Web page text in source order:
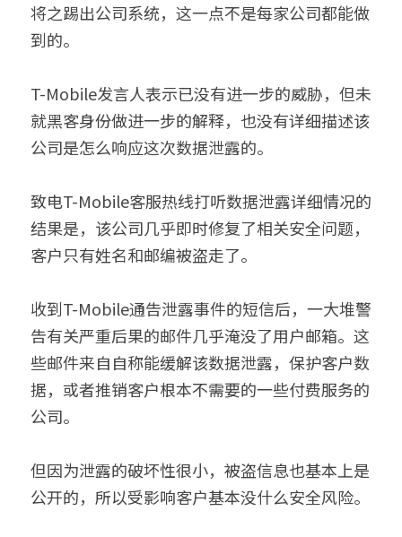
将之踢出公司系统，这一点不是每家公司都能做
到的。
T-Mobile发言人表示已没有进一步的威胁，但未
就黑客身份做进一步的解释，也没有详细描述该
公司是怎么响应这次数据泄露的。
致电T-Mobile客服热线打听数据泄露详细情况的
结果是，该公司几乎即时修复了相关安全问题，
客户只有姓名和邮编被盗走了。
收到T-Mobile通告泄露事件的短信后，一大堆警
告有关严重后果的邮件几乎淹没了用户邮箱。这
些邮件来自自称能缓解该数据泄露，保护客户数
据，或者推销客户根本不需要的一些付费服务的
公司。
但因为泄露的破坏性很小，被盗信息也基本上是
公开的，所以受影响客户基本没什么安全风险。